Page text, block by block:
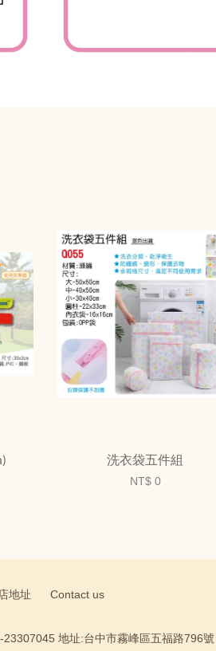
洗衣袋五件組
NT$ 0
地址 Contact us
地址:台中市霧峰區五福路796